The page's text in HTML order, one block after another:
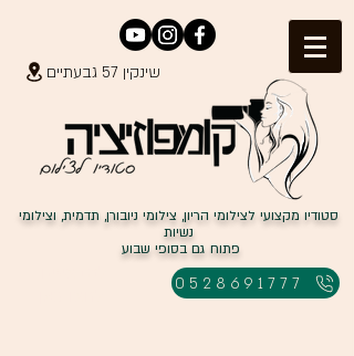
שינקין 57 גבעתיים
סטודיו מקצועי לצילומי הריון, צילומי ניובורן, תדמית, וצילומי
נשיות
פתוח גם בסופי שבוע
0528691777